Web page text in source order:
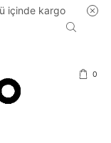
içinde kargo
0